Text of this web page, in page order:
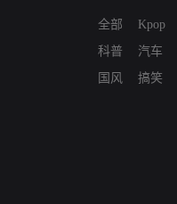
全部
科普
国风
Kpop
汽车
搞笑